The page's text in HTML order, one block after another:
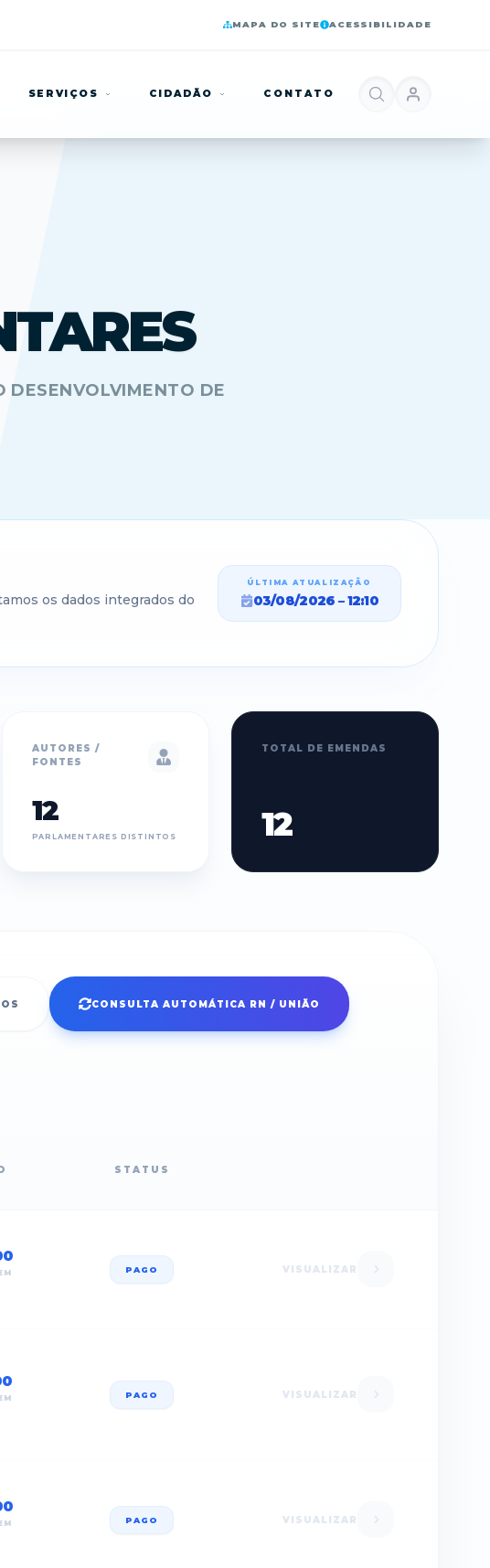
MAPA DO SITE ACESSIBILIDADE
SERVIÇOS CIDADÃO CONTATO
DESENVOLVIMENTO DE
os dados integrados do
ÚLTIMA ATUALIZAÇÃO
03/08/2026 –12:10
AUTORES /
FONTES
12
PARLAMENTARES DISTINTOS
TOTAL DE EMENDAS
12
CONSULTA AUTOMÁTICA RN / UNIÃO
STATUS
PAGO VISUALIZAR
PAGO VISUALIZAR
PAGO VISUALIZAR